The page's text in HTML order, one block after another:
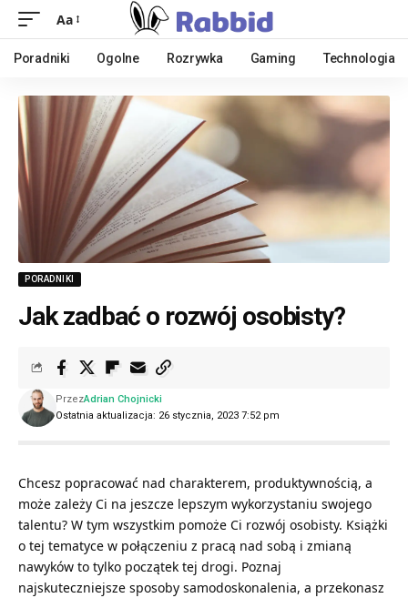
Aa
Poradniki Ogolne Rozrywka Gaming Technologia
PORADNIKI
Jak zadbać o rozwój osobisty?
Ostatnia aktualizacja: 26 stycznia, 2023 7:52 pm
PrzezAdrian Chojnicki
Chcesz popracować nad charakterem, produktywnością, a
może zależy Ci na jeszcze lepszym wykorzystaniu swojego
talentu? W tym wszystkim pomoże Ci rozwój osobisty. Książki
o tej tematyce w połączeniu z pracą nad sobą i zmianą
nawyków to tylko początek tej drogi. Poznaj
najskuteczniejsze sposoby samodoskonalenia, a przekonasz